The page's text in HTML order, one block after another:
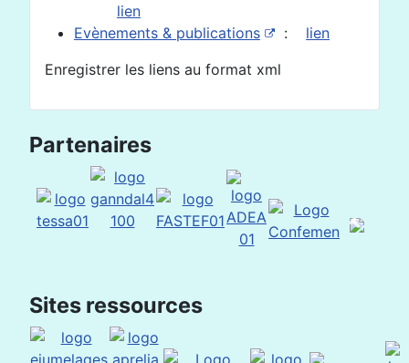
lien
Evènements & publications
: lien
Enregistrer les liens au format xml
Partenaires
Sites ressources